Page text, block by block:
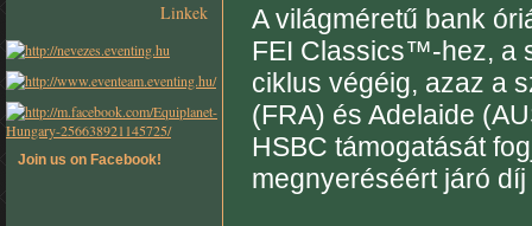
Linkek
Join us on Facebook!
A világméretű bank
FEI Classics™-hez, a
ciklus végéig, azaz a
(FRA) és Adelaide
HSBC támogatását
megnyeréséért járó